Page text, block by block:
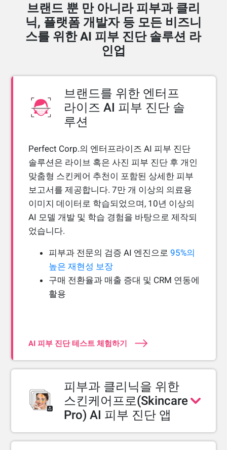
브랜드 뿐 만 아니라 피부과 클리
닉, 플랫폼 개발자 등 모든 비즈니
스를 위한 AI 피부 진단 솔루션 라
인업
브랜드를 위한 엔터프
라이즈 AI 피부 진단 솔
루션
Perfect Corp.의 엔터프라이즈 AI 피부 진단
솔루션은 라이브 혹은 사진 피부 진단 후 개인
맞춤형 스킨케어 추천이 포함된 상세한 피부
보고서를 제공합니다. 7만 개 이상의 의료용
이미지 데이터로 학습되었으며, 10년 이상의
AI 모델 개발 및 학습 경험을 바탕으로 제작되
었습니다.
피부과 전문의 검증 AI 엔진으로95%의
높은 재현성 보장
구매 전환율과 매출 증대 및 CRM 연동에
활용
AI 피부 진단 테스트 체험하기
피부과 클리닉을 위한
스킨케어프로(Skincare
Pro) AI 피부 진단 앱
는 피부 전문 클리닉을 위한 AI 기반 피부 진단